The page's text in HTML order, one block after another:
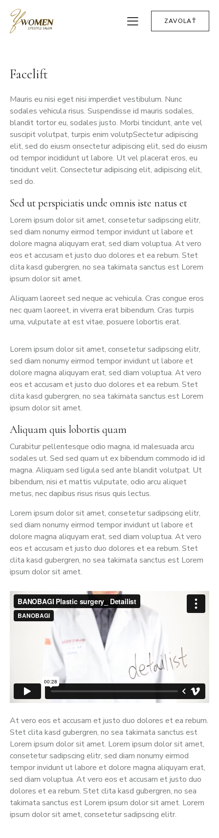
ZAVOLAŤ
Facelift
Mauris eu nisi eget nisi imperdiet vestibulum. Nunc
sodales vehicula risus. Suspendisse id mauris sodales,
blandit tortor eu, sodales justo. Morbi tincidunt, ante vel
suscipit volutpat, turpis enim volutpSectetur adipiscing
elit, sed do eiusm onsectetur adipiscing elit, sed do eiusm
od tempor incididunt ut labore. Ut vel placerat eros, eu
tincidunt velit. Consectetur adipiscing elit, adipiscing elit,
sed do.
Sed ut perspiciatis unde omnis iste natus et
Lorem ipsum dolor sit amet, consetetur sadipscing elitr,
sed diam nonumy eirmod tempor invidunt ut labore et
dolore magna aliquyam erat, sed diam voluptua. At vero
eos et accusam et justo duo dolores et ea rebum. Stet
clita kasd gubergren, no sea takimata sanctus est Lorem
ipsum dolor sit amet.
Aliquam laoreet sed neque ac vehicula. Cras congue eros
nec quam laoreet, in viverra erat bibendum. Cras turpis
urna, vulputate at est vitae, posuere lobortis erat.
Lorem ipsum dolor sit amet, consetetur sadipscing elitr,
sed diam nonumy eirmod tempor invidunt ut labore et
dolore magna aliquyam erat, sed diam voluptua. At vero
eos et accusam et justo duo dolores et ea rebum. Stet
clita kasd gubergren, no sea takimata sanctus est Lorem
ipsum dolor sit amet.
Aliquam quis lobortis quam
Curabitur pellentesque odio magna, id malesuada arcu
sodales ut. Sed sed quam ut ex bibendum commodo id id
magna. Aliquam sed ligula sed ante blandit volutpat. Ut
bibendum, nisi et mattis vulputate, odio arcu aliquet
metus, nec dapibus risus risus quis lectus.
Lorem ipsum dolor sit amet, consetetur sadipscing elitr,
sed diam nonumy eirmod tempor invidunt ut labore et
dolore magna aliquyam erat, sed diam voluptua. At vero
eos et accusam et justo duo dolores et ea rebum. Stet
clita kasd gubergren, no sea takimata sanctus est Lorem
ipsum dolor sit amet.
At vero eos et accusam et justo duo dolores et ea rebum.
Stet clita kasd gubergren, no sea takimata sanctus est
Lorem ipsum dolor sit amet. Lorem ipsum dolor sit amet,
consetetur sadipscing elitr, sed diam nonumy eirmod
tempor invidunt ut labore et dolore magna aliquyam erat,
sed diam voluptua. At vero eos et accusam et justo duo
dolores et ea rebum. Stet clita kasd gubergren, no sea
takimata sanctus est Lorem ipsum dolor sit amet. Lorem
ipsum dolor sit amet, consetetur sadipscing elitr.